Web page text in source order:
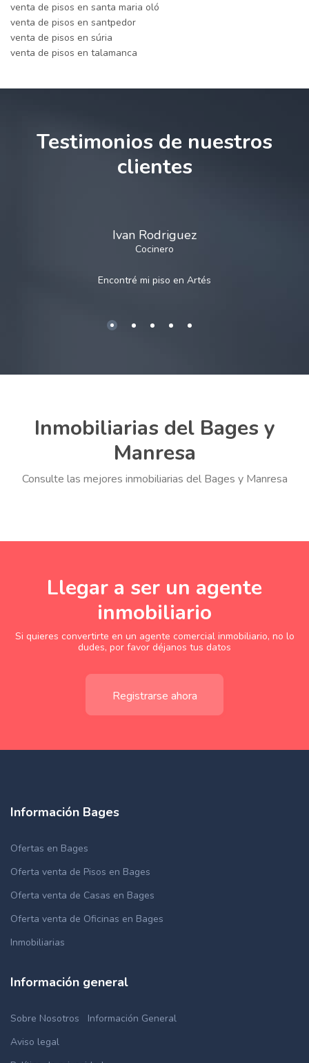
venta de pisos en santa maria oló
venta de pisos en santpedor
venta de pisos en súria
venta de pisos en talamanca
Testimonios de nuestros
clientes
Ivan Rodriguez
Cocinero
Encontré mi piso en Artés
Inmobiliarias del Bages y
Manresa
Consulte las mejores inmobiliarias del Bages y Manresa
Llegar a ser un agente
inmobiliario
Si quieres convertirte en un agente comercial inmobiliario, no lo
dudes, por favor déjanos tus datos
Registrarse ahora
Información Bages
Ofertas en Bages
Oferta venta de Pisos en Bages
Oferta venta de Casas en Bages
Oferta venta de Oficinas en Bages
Inmobiliarias
Información general
Sobre Nosotros
Información General
Aviso legal